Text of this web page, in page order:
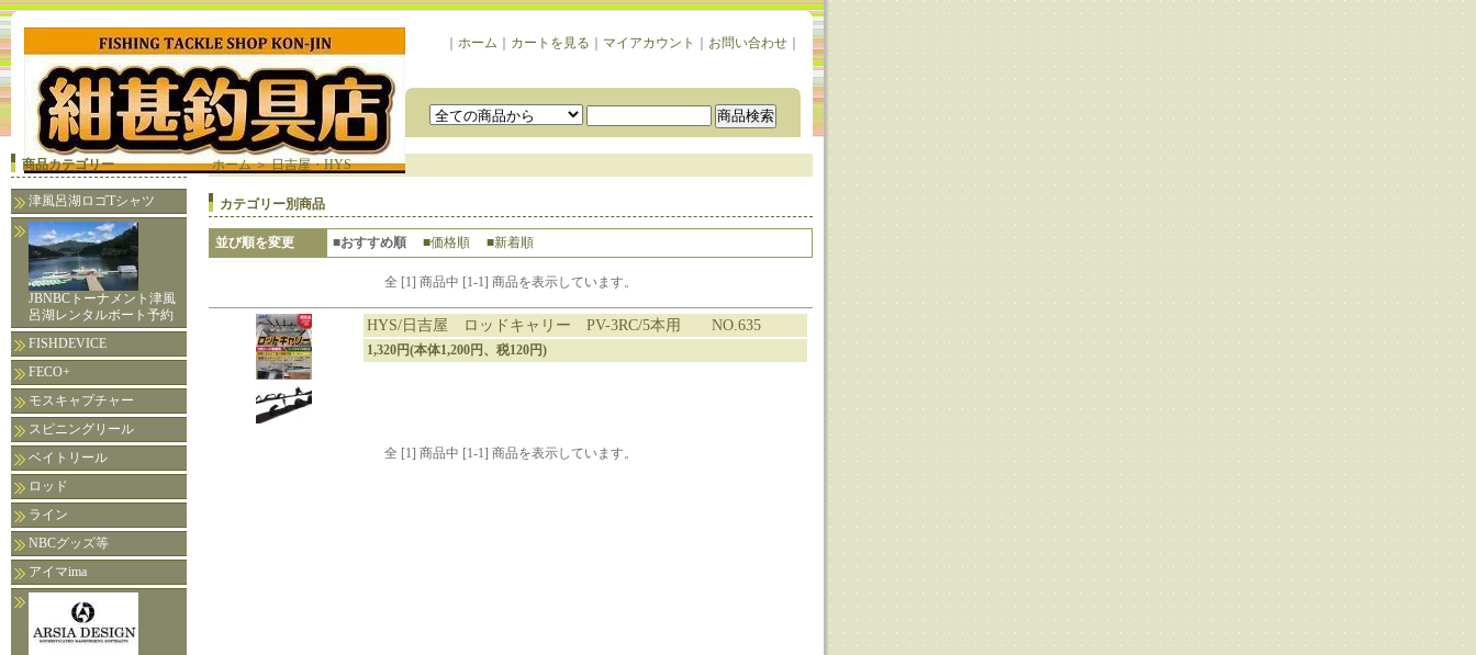
ホーム カートを見る マイアカウント お問い合わせ｜
商品カテゴリー
津風呂湖ロゴTシャツ
JBNBCトーナメント津風
呂湖レンタルボート予約
FISHDEVICE
FECO+
モスキャプチャー
スピニングリール
ベイトリール
ロッド
ライン
NBCグッズ等
アイマima
ホーム＞日吉屋・HYS
カテゴリー別商品
並び順を変更 ■おすすめ順 ■価格順 ■新着順
全 [1] 商品中 [1-1] 商品を表示しています。
HYS/日吉屋 ロッドキャリー PV-3RC/5本用 NO.635
1,320円(本体1,200円、税120円)
全 [1] 商品中 [1-1] 商品を表示しています。